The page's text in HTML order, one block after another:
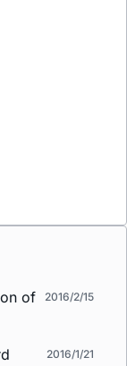
of
2016/2/15
2016/1/21